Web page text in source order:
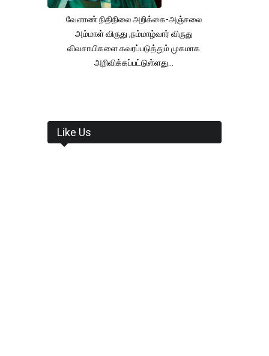
வேளாண் நிதிநிலை அறிக்கை-அஞ்சலை
அம்மாள் விருது ,நம்மாழ்வார் விருது
விவசாயிகளை கவரப்படுத்தும் முகமாக
அறிவிக்கப்பட்டுள்ளது...
Like Us